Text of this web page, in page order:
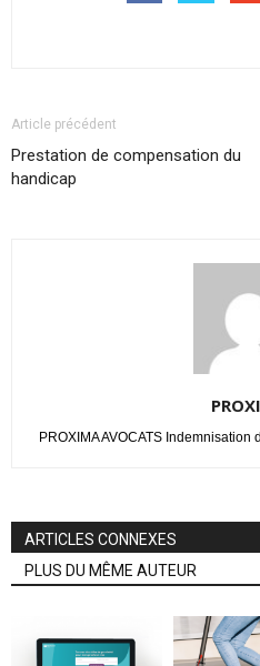
Article précédent
Prestation de compensation du
handicap
PROXIMA AVOCATS
ARTICLES CONNEXES
PLUS DU MÊME AUTEUR